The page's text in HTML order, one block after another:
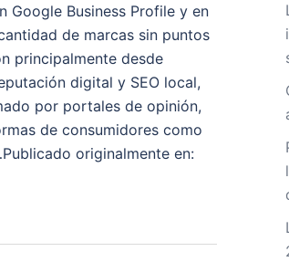
Google Business Profile y en
de marcas sin puntos
principalmente desde
digital y SEO local,
por portales de opinión,
de consumidores como
originalmente en: